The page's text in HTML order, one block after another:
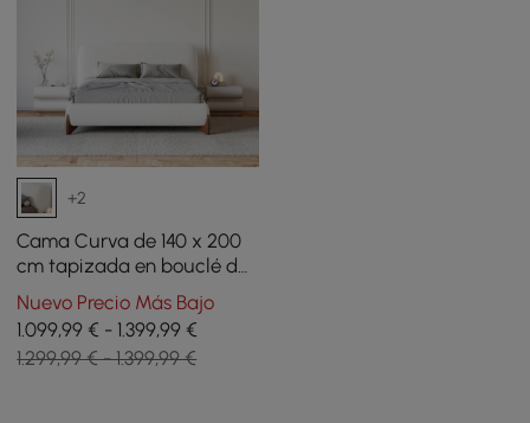
+2
Cama Curva de 140 x 200
cm tapizada en bouclé de
perfil bajo con patas
acabado nogal
Nuevo Precio Más Bajo
1.099,99 € - 1.399,99 €
1.299,99 € - 1.399,99 €